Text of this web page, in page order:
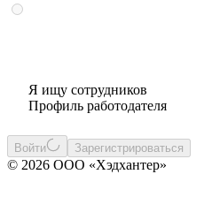
Я ищу сотрудников
Профиль работодателя
Войти Зарегистрироваться
© 2026 ООО «Хэдхантер»